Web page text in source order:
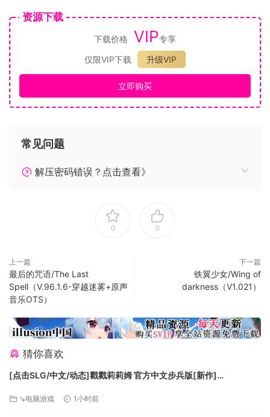
soundtrack set
展现在眼前的，是既让人怀念
又焕然一新的“移动幻想绘卷”世界
本作以《魔界村》《大魔界村》为原型打造而成，焕然一新。
不但拥有不负所望、极具挑战性的的游戏体验，
还有犹如移动绘卷般的独创画面效果，
以及只此一家、独一无二的体验都在等着你的挑战！
这是 很久很久以前 的故事……
王国骑士 亚瑟跟仰慕他的公主
在异变中，大魔王伸出了魔爪
把公主掳往“魔界”
亚瑟为了拯救公主
他冲向了“魔界”
■游戏
与作为原型的《魔界村》《大魔界村》一样，
不但能够以简单的动作操作享受游戏的乐趣，
化为焕然一新的画面效果与体验，等待各位玩家的游玩！
传承自《魔界村》的系列特征正是那让人难以应付的高难度游
资源下载
下载价格 VIP专享
仅限VIP下载
升级VIP
立即购买
常见问题
解压密码错误？点击查看》
0 0
上一篇
最后的咒语/The Last
Spell（V.96.1.6-穿越迷雾+原声
音乐OTS）
下一篇
铁翼少女/Wing of
darkness（V1.021）
猜你喜欢
[点击SLG/中文/动态]戳戳莉莉姆 官方中文步兵版[新作]
⇘电脑游戏 1小时前